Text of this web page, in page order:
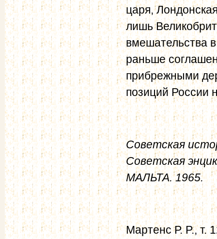
царя,
лишь
вмешательства
раньше
прибрежными
позиций России
Советская
Советская
МАЛЬТА. 1965.
Мартенс Р. P., т.